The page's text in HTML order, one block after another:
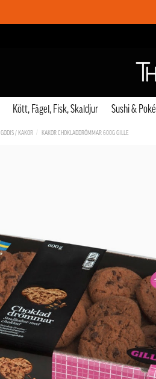
Kött, Fågel, Fisk, Skaldjur Sushi & Poké
GODIS / KAKOR KAKOR CHOKLADDRÖMMAR 600G GILLE